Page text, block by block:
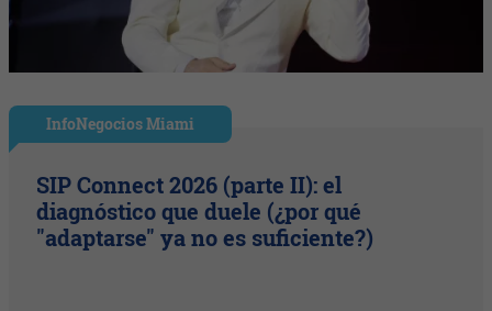
InfoNegocios Miami
SIP Connect 2026 (parte II): el
diagnóstico que duele (¿por qué
"adaptarse" ya no es suficiente?)